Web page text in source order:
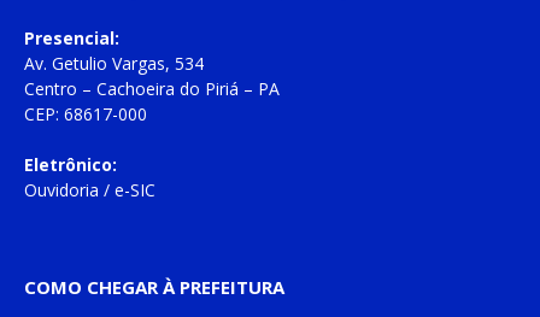
Presencial:
Av. Getulio Vargas, 534
Centro – Cachoeira do Piriá – PA
CEP: 68617-000
Eletrônico:
Ouvidoria / e-SIC
COMO CHEGAR À PREFEITURA